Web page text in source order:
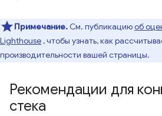
Примечание. См. публикациюоб
Lighthouse , чтобы узнать, как
производительности вашей страницы.
Рекомендации для
стека